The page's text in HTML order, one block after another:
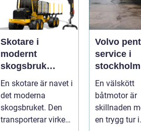
Skotare i
modernt
skogsbruk
teknik,
effektivitet och
hållbarhet
En skotare är navet i
det moderna
skogsbruket. Den
transporterar virke
Volvo
service i
stockholm så tar
du hand
båtmotor
sätt
En välskött
båtmotor är
skillnaden
en trygg tur i